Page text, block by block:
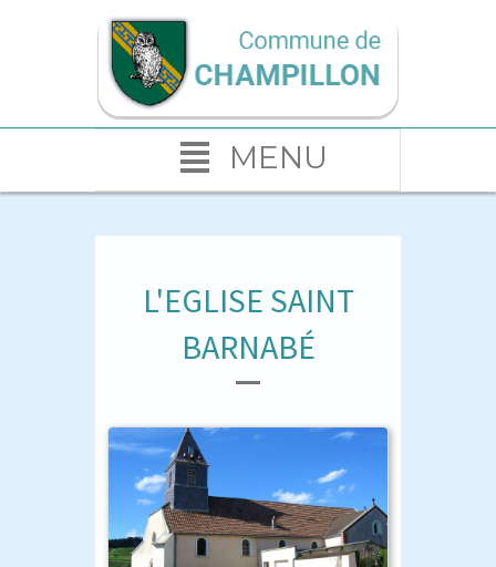
MENU
L'EGLISE SAINT
BARNABÉ